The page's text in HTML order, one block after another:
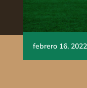
febrero 16, 2022